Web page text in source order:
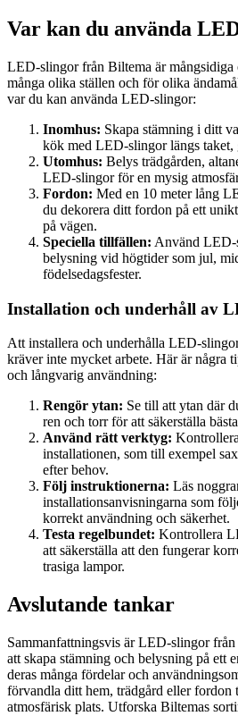
Var kan du använda
LED-slingor från Biltema är mångsidiga
många olika ställen och för olika
var du kan använda LED-slingor:
Inomhus: Skapa stämning i ditt
kök med LED-slingor längs taket,
Utomhus: Belys trädgården,
LED-slingor för en mysig
Fordon: Med en 10 meter lång
du dekorera ditt fordon på ett
på vägen.
Speciella tillfällen: Använd LED-
belysning vid högtider som jul,
födelsedagsfester.
Installation och underhåll av
Att installera och underhålla LED-
kräver inte mycket arbete. Här är några
och långvarig användning:
Rengör ytan: Se till att ytan där
ren och torr för att säkerställa
Använd rätt verktyg:
installationen, som till exempel
efter behov.
Följ instruktionerna: Läs
installationsanvisningarna som
korrekt användning och säkerhet.
Testa regelbundet: Kontrollera
att säkerställa att den fungerar
trasiga lampor.
Avslutande tankar
Sammanfattningsvis är LED-slingor
att skapa stämning och belysning på ett
deras många fördelar och
förvandla ditt hem, trädgård eller fordon
atmosfärisk plats. Utforska Biltemas